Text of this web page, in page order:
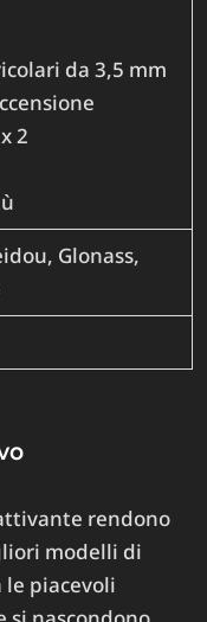
da 3,5 mm
2
Glonass,
rendono
modelli di
le piacevoli